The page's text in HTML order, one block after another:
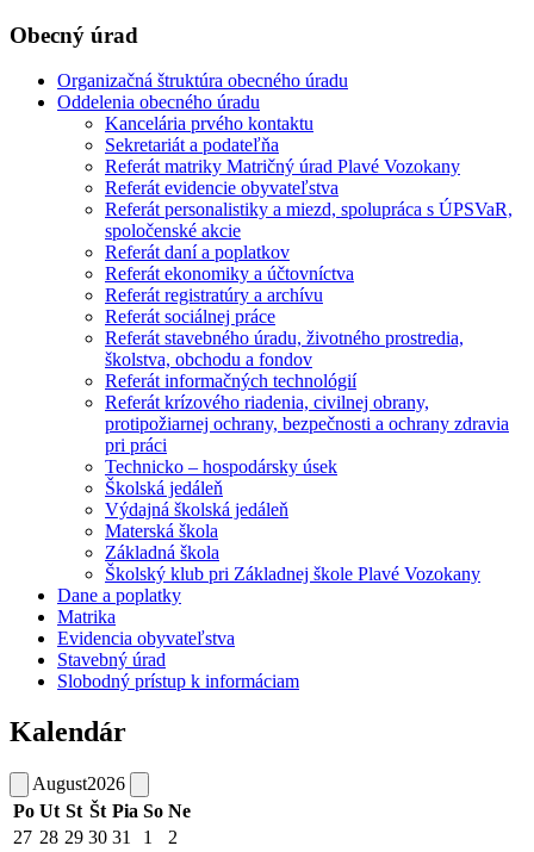
Obecný úrad
Organizačná štruktúra obecného úradu
Oddelenia obecného úradu
Kancelária prvého kontaktu
Sekretariát a podateľňa
Referát matriky Matričný úrad Plavé Vozokany
Referát evidencie obyvateľstva
Referát personalistiky a miezd, spolupráca s ÚPSVaR,
spoločenské akcie
Referát daní a poplatkov
Referát ekonomiky a účtovníctva
Referát registratúry a archívu
Referát sociálnej práce
Referát stavebného úradu, životného prostredia,
školstva, obchodu a fondov
Referát informačných technológií
Referát krízového riadenia, civilnej obrany,
protipožiarnej ochrany, bezpečnosti a ochrany zdravia
pri práci
Technicko – hospodársky úsek
Školská jedáleň
Výdajná školská jedáleň
Materská škola
Základná škola
Školský klub pri Základnej škole Plavé Vozokany
Dane a poplatky
Matrika
Evidencia obyvateľstva
Stavebný úrad
Slobodný prístup k informáciam
Kalendár
August2026
Po Ut St Št Pia So Ne
27 28 29 30 31 1
2